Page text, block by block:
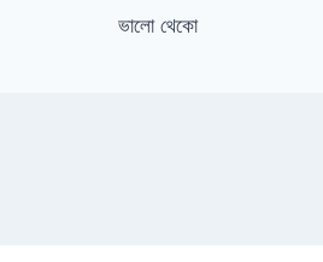
ভালো থেকো